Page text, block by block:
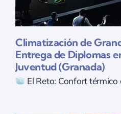
Climatización de
Entrega de Diplomas
Juventud (Granada)
El Reto: Confort térmico